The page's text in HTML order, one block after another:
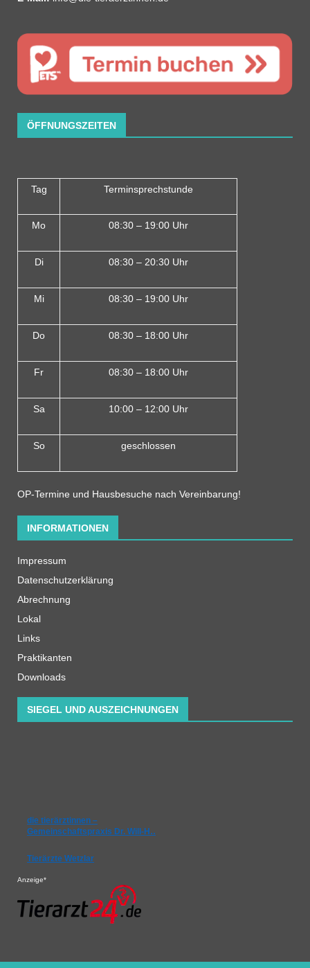
ÖFFNUNGSZEITEN
Tag Terminsprechstunde
Mo 08:30 – 19:00 Uhr
Di 08:30 – 20:30 Uhr
Mi 08:30 – 19:00 Uhr
Do 08:30 – 18:00 Uhr
Fr 08:30 – 18:00 Uhr
Sa 10:00 – 12:00 Uhr
So geschlossen
OP-Termine und Hausbesuche nach Vereinbarung!
INFORMATIONEN
Impressum
Datenschutzerklärung
Abrechnung
Lokal
Links
Praktikanten
Downloads
SIEGEL UND AUSZEICHNUNGEN
die tierärztinnen –
Gemeinschaftspraxis Dr. Will-H…
Tierärzte Wetzlar
Anzeige*